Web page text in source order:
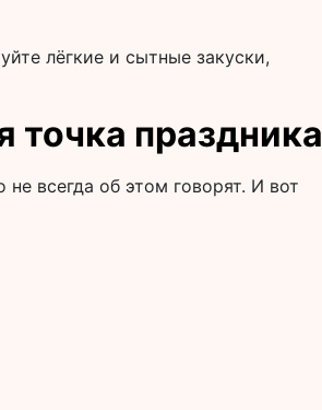
лёгкие и сытные закуски,
точка праздника
всегда об этом говорят. И вот